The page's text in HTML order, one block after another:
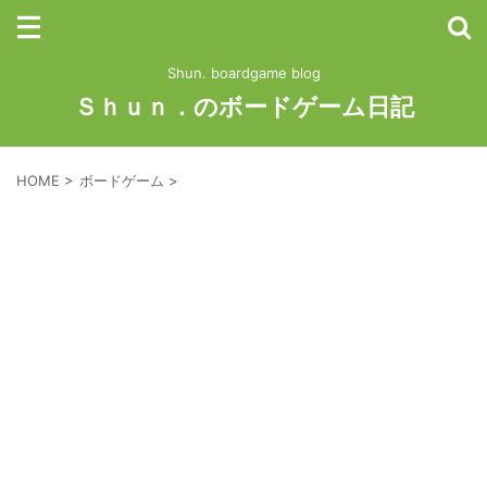
Shun. boardgame blog
Ｓｈｕｎ．のボードゲーム日記
HOME > ボードゲーム >